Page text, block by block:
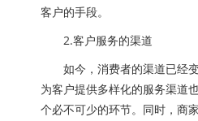
客户的手段。
2.客户服务的渠道
如今，消费者的渠道已经变
为客户提供多样化的服务渠道
个必不可少的环节。同时，商